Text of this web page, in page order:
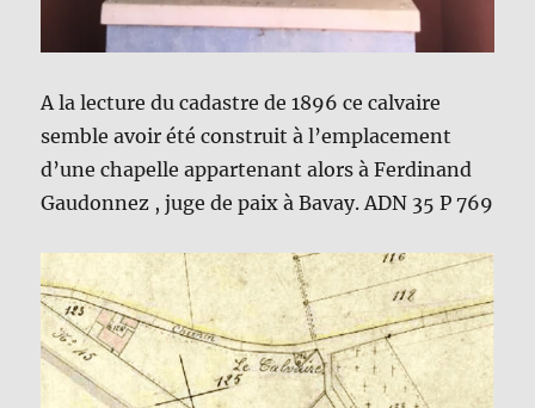
A la lecture du cadastre de 1896 ce calvaire
semble avoir été construit à l’emplacement
d’une chapelle appartenant alors à Ferdinand
Gaudonnez , juge de paix à Bavay. ADN 35 P 769